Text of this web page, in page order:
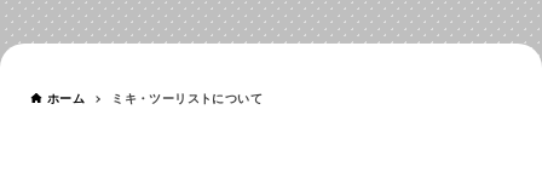
ABOUT US
ホーム ミキ・ツーリストについて